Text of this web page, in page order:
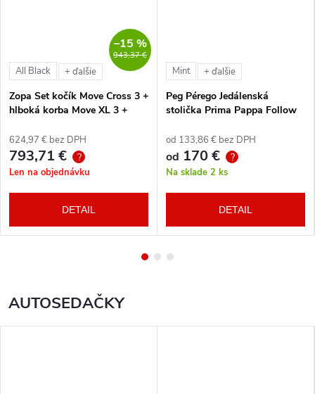
943,37 €
–15 %
All Black + ďalšie
Zopa Set kočík Move Cross 3 +
hlboká korba Move XL 3 +
vlastného výberu + báza
624,97 € bez DPH
793,71 € ?
Len na objednávku
DETAIL
Mint + ďalšie
Peg Pérego Jedálenská
stolička Prima Pappa Follow
od 133,86 € bez DPH
od 170 € ?
Na sklade 2 ks
DETAIL
AUTOSEDAČKY